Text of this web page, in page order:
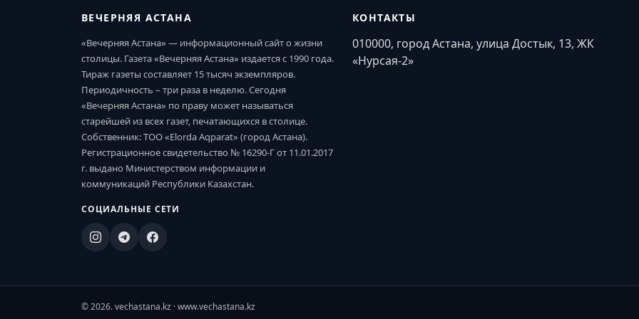
ВЕЧЕРНЯЯ АСТАНА
«Вечерняя Астана» — информационный сайт о жизни
столицы. Газета «Вечерняя Астана» издается с 1990 года.
Тираж газеты составляет 15 тысяч экземпляров.
Периодичность – три раза в неделю. Сегодня
«Вечерняя Астана» по праву может называться
старейшей из всех газет, печатающихся в столице.
Собственник: ТОО «Elorda Aqparat» (город Астана).
Регистрационное свидетельство № 16290-Г от 11.01.2017
г. выдано Министерством информации и
коммуникаций Республики Казахстан.
СОЦИАЛЬНЫЕ СЕТИ
КОНТАКТЫ
010000, город Астана, улица Достык, 13, ЖК
«Нурсая-2»
© 2026. vechastana.kz · www.vechastana.kz